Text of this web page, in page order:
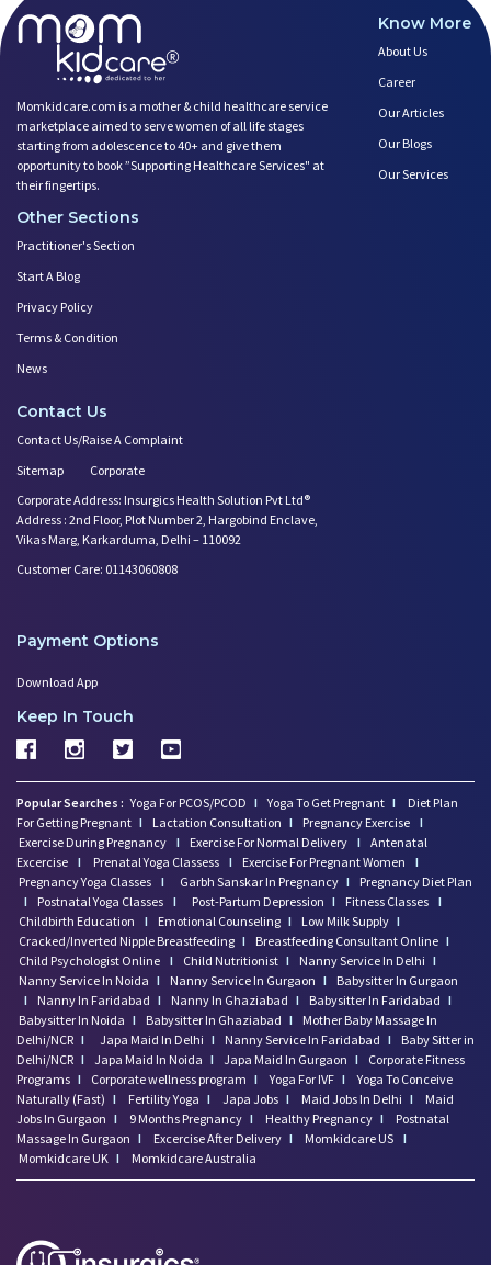
Momkidcare.com is a mother & child healthcare service
marketplace aimed to serve women of all life stages
starting from adolescence to 40+ and give them
opportunity to book ”Supporting Healthcare Services" at
their fingertips.
Know More
About Us
Career
Our Articles
Our Blogs
Our Services
Other Sections
Practitioner's Section
Start A Blog
Privacy Policy
Terms & Condition
News
Contact Us
Contact Us/Raise A Complaint
Sitemap
Corporate
Corporate Address: Insurgics Health Solution Pvt Ltd®
Address : 2nd Floor, Plot Number 2, Hargobind Enclave,
Vikas Marg, Karkarduma, Delhi – 110092
Customer Care: 01143060808
Payment Options
Download App
Keep In Touch
Popular Searches : Yoga For PCOS/PCOD I Yoga To Get Pregnant I
Diet Plan
For Getting Pregnant I Lactation Consultation I Pregnancy Exercise I
Exercise During Pregnancy I Exercise For Normal Delivery I Antenatal
Excercise I Prenatal Yoga Classess I Exercise For Pregnant Women
I
Pregnancy Yoga Classes I Garbh Sanskar In Pregnancy I
Pregnancy Diet Plan
I
Postnatal Yoga Classes I Post-Partum Depression I Fitness Classes I
Childbirth Education
I Emotional Counseling I Low Milk Supply I
Cracked/Inverted Nipple Breastfeeding I Breastfeeding Consultant Online I
Child Psychologist Online I Child Nutritionist I Nanny Service In Delhi I
Nanny Service In Noida I Nanny Service In Gurgaon I
Babysitter In Gurgaon
I
Nanny In Faridabad I Nanny In Ghaziabad I Babysitter In Faridabad I
Babysitter In Noida I Babysitter In Ghaziabad I
Mother Baby Massage In
Delhi/NCR I Japa Maid In Delhi I Nanny Service In Faridabad I
Baby Sitter in
Delhi/NCR I Japa Maid In Noida I Japa Maid In Gurgaon I
Corporate Fitness
Programs I Corporate wellness program I Yoga For IVF I
Yoga To Conceive
Naturally (Fast) I Fertility Yoga I Japa Jobs I Maid Jobs In Delhi I
Maid
Jobs In Gurgaon I 9 Months Pregnancy I Healthy Pregnancy I
Postnatal
Massage In Gurgaon I Excercise After Delivery I Momkidcare US I
Momkidcare UK I Momkidcare Australia